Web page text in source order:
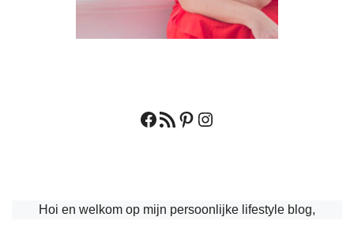
Facebook
RSS feedPinterest
Instagram
Hoi en welkom op mijn persoonlijke lifestyle blog,